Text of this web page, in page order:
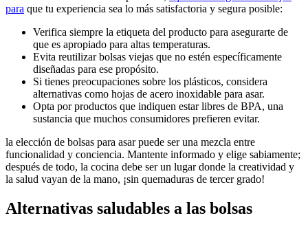
para que tu⁣ experiencia sea⁢ lo más ‌satisfactoria y⁤ segura posible:
Verifica siempre la etiqueta del producto para asegurarte ‍de
que es apropiado para altas temperaturas.
Evita‍ reutilizar​ bolsas viejas que no estén específicamente
diseñadas​ para ese propósito.
Si tienes preocupaciones sobre ⁢los plásticos, considera ​
alternativas como‌ hojas ‌de acero inoxidable para asar.
Opta por productos que indiquen estar libres de BPA, una
sustancia‌ que muchos consumidores⁤ prefieren ⁣evitar.
la ⁣elección de bolsas para asar ‍puede ser ⁣una mezcla entre
funcionalidad y conciencia. Mantente⁤ informado y elige sabiamente;
después de todo, la‌ cocina debe ser un lugar donde la ​creatividad y‍
la salud vayan de la ⁢mano, ⁤¡sin ⁢quemaduras de tercer‌ grado!
Alternativas ‌saludables a las bolsas